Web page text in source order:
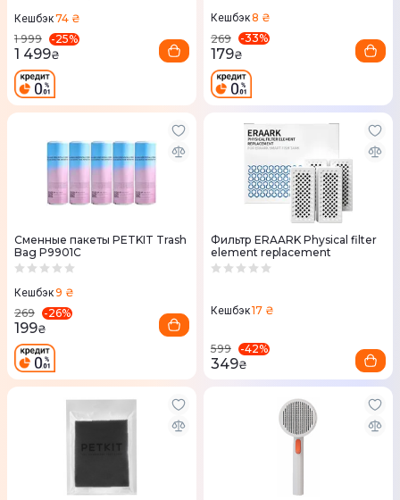
Кешбэк74 ₴
1 999
-25%
1 499₴
Кешбэк8 ₴
269
-33%
179₴
Сменные пакеты PETKIT Trash
Bag P9901C
Кешбэк9 ₴
269
-26%
199₴
Фильтр ERAARK Physical filter
element replacement
Кешбэк17 ₴
599 -42%
349₴